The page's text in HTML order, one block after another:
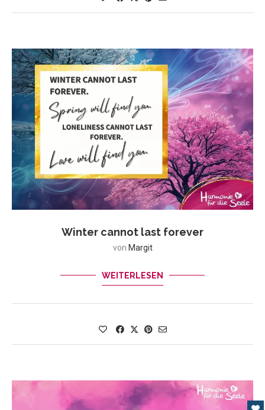
Winter cannot last forever
von Margit
WEITERLESEN